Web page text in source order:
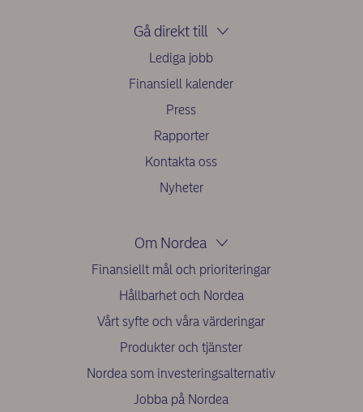
Gå direkt till
Lediga jobb
Finansiell kalender
Press
Rapporter
Kontakta oss
Nyheter
Om Nordea
Finansiellt mål och prioriteringar
Hållbarhet och Nordea
Vårt syfte och våra värderingar
Produkter och tjänster
Nordea som investeringsalternativ
Jobba på Nordea